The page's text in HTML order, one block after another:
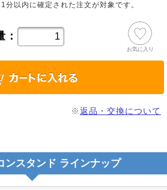
分 以内に確定された注文が対象です。
：
お気に入り
※返品・交換について
ンスタンド ラインナップ